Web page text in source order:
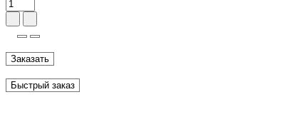
Заказать
Быстрый заказ